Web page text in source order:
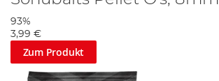
93%
3,99 €
Zum Produkt